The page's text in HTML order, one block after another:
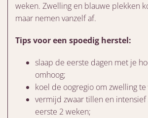
weken. Zwelling en blauwe plekken
maar nemen vanzelf af.
Tips voor een spoedig herstel:
slaap de eerste dagen met je
omhoog;
koel de oogregio om zwelling
vermijd zwaar tillen en
eerste 2 weken;